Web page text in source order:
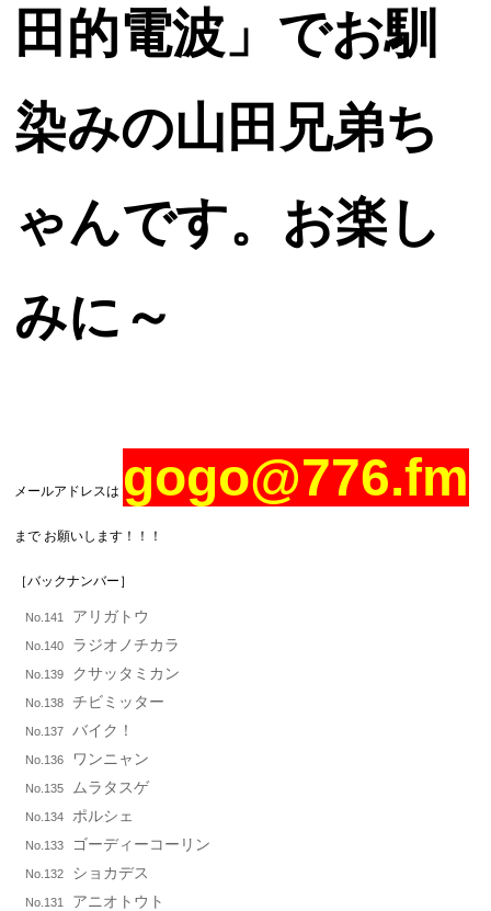
田的電波」でお馴
染みの山田兄弟ち
ゃんです。お楽し
みに～
メールアドレスは gogo@776.fm
まで お願いします！！！
［バックナンバー］
No.141 アリガトウ
No.140 ラジオノチカラ
No.139 クサッタミカン
No.138 チビミッター
No.137 バイク！
No.136 ワンニャン
No.135 ムラタスゲ
No.134 ポルシェ
No.133 ゴーディーコーリン
No.132 ショカデス
No.131 アニオトウト